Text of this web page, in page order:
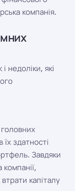
компанія.
недоліки, які
здатності
Завдяки
компанії,
капіталу